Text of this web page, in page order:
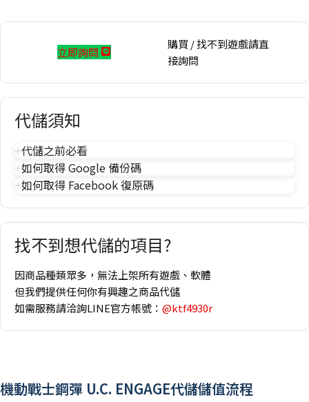
立即詢問
購買 / 找不到遊戲請直
接詢問
代儲須知
代儲之前必看
如何取得 Google 備份碼
如何取得 Facebook 復原碼
找不到想代儲的項目?
因商品種類眾多，無法上架所有遊戲、軟體
但我們提供任何你有興趣之商品代儲
如需服務請洽詢LINE官方帳號： @ktf4930r
機動戰士鋼彈 U.C. ENGAGE代儲儲值流程